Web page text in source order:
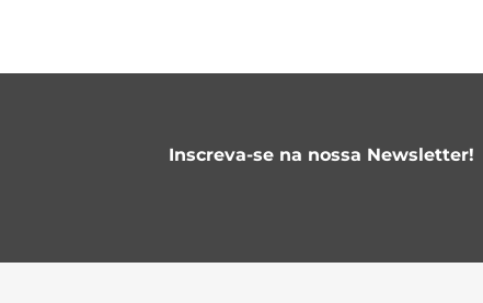
Inscreva-se na nossa Newsletter!